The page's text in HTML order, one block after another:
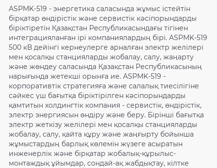
ASPMK-519 - энергетика саласында жұмыс істейтін
бірқатар өндірістік және сервистік кәсіпорындарды
біріктіретін Қазақстан Республикасындағы тігінен
интеграцияланған ірі компаниялардың бірі. ASPMK-519
500 кВ дейінгі кернеулерге арналған электр желілері
мен қосалқы станцияларды жобалау, салу, жаңарту
және жөндеу саласында Қазақстан Республикасының
нарығында жетекші орынға ие. ASPMK-519 -
корпоративтік стратегияға және салалық тиесілігіне
сәйкес үш бағытқа біріктірілген кәсіпорындарды
қамтитын холдингтік компания - сервистік, өндірістік,
электр энергиясын өндіру және беру. Бірінші бағытқа
электр жеткізу желілері мен қосалқы станцияларды
жобалау, салу, қайта құру және жаңғырту бойынша
жұмыстардың барлық көлемін жүзеге асыратын
инженерлік және бірқатар жобалық-құрылыс-
монтаждық ұйымдар, сондай-ақ жабдықтау, кілтке